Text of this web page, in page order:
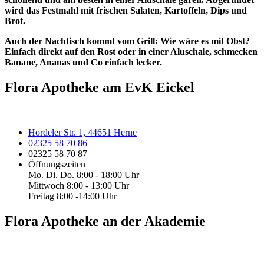
wird das Festmahl mit frischen Salaten, Kartoffeln, Dips und
Brot.
Auch der Nachtisch kommt vom Grill: Wie wäre es mit Obst?
Einfach direkt auf den Rost oder in einer Aluschale, schmecken
Banane, Ananas und Co einfach lecker.
Flora Apotheke am EvK Eickel
Hordeler Str. 1, 44651 Herne
02325 58 70 86
02325 58 70 87
Öffnungszeiten
Mo. Di. Do. 8:00 - 18:00 Uhr
Mittwoch 8:00 - 13:00 Uhr
Freitag 8:00 -14:00 Uhr
Flora Apotheke an der Akademie